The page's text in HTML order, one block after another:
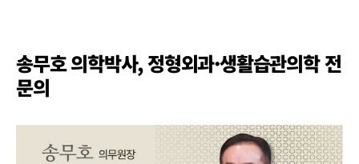
송무호 의학박사, 정형외과·생활습관의학 전
문의